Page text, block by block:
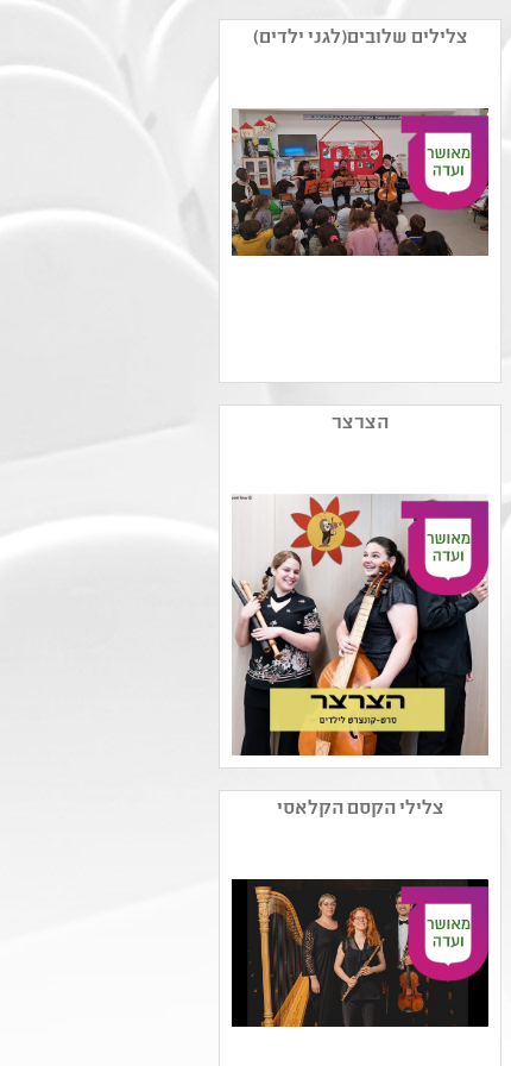
צלילים שלובים(לגני ילדים)
סימפונית חדשה חיפה
קטגוריה: מוזיקה קלאסית
נושאים: תהליכי יצירה
,תרבות
הצרצר
קטגוריה: מוזיקה קלאסית
,כלים וצלילים
,תרבות
צלילי הקסם הקלאסי